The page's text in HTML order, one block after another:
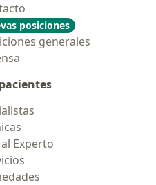
posiciones
generales
Experto